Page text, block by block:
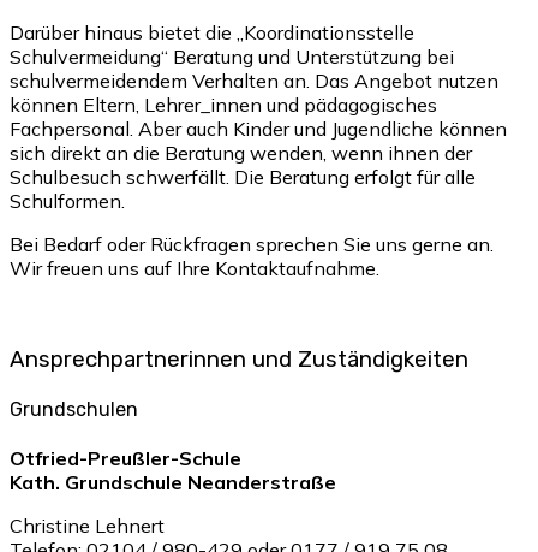
Darüber hinaus bietet die „Koordinationsstelle
Schulvermeidung“ Beratung und Unterstützung bei
schulvermeidendem Verhalten an. Das Angebot nutzen
können Eltern, Lehrer_innen und pädagogisches
Fachpersonal. Aber auch Kinder und Jugendliche können
sich direkt an die Beratung wenden, wenn ihnen der
Schulbesuch schwerfällt. Die Beratung erfolgt für alle
Schulformen.
Bei Bedarf oder Rückfragen sprechen Sie uns gerne an.
Wir freuen uns auf Ihre Kontaktaufnahme.
Ansprechpartnerinnen und Zuständigkeiten
Grundschulen
Otfried-Preußler-Schule
Kath. Grundschule Neanderstraße
Christine Lehnert